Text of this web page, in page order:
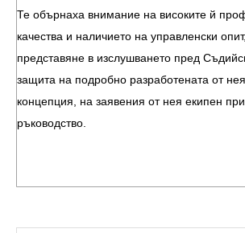
Те обърнаха внимание на високите й
качества и наличието на управленски
представяне в изслушването пред
защита на подробно разработената от
концепция, на заявения от нея екипен
ръководство.